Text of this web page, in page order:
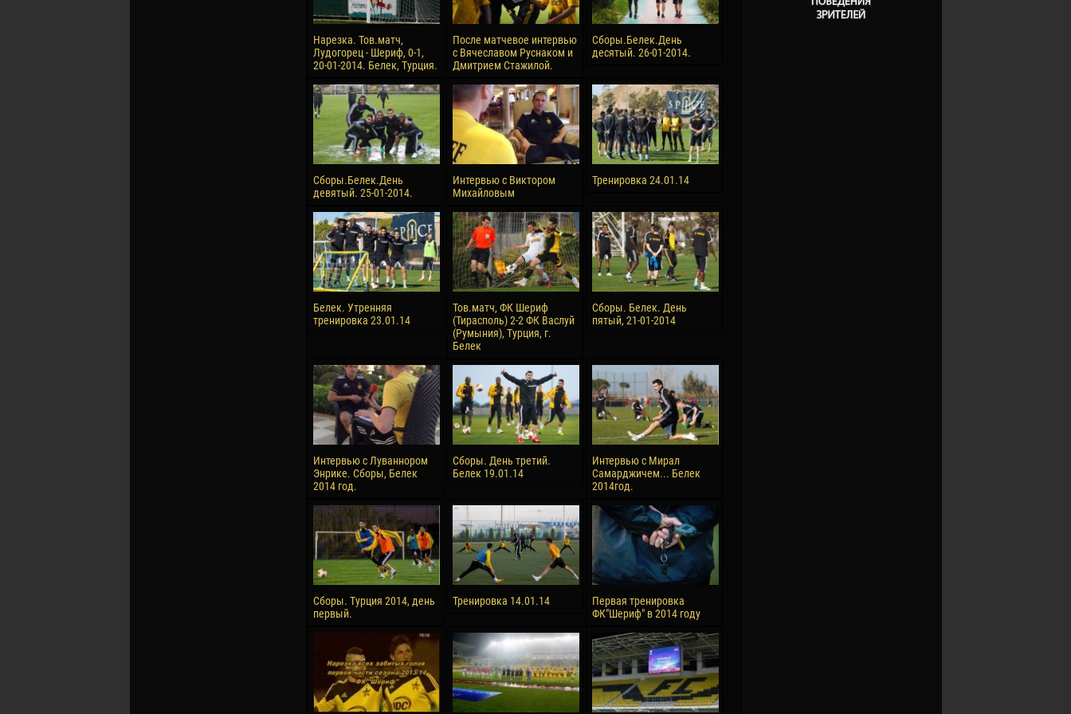
Нарезка. Тов.матч,
Лудогорец - Шериф, 0-1,
20-01-2014. Белек, Турция.
После матчевое интервью
с Вячеславом Руснаком и
Дмитрием Стажилой.
Сборы.Белек.День
десятый. 26-01-2014.
Сборы.Белек.День
девятый. 25-01-2014.
Интервью с Виктором
Михайловым
Тренировка 24.01.14
Белек. Утренняя
тренировка 23.01.14
Тов.матч, ФК Шериф
(Тирасполь) 2-2 ФК Васлуй
(Румыния), Турция, г.
Белек
Сборы. Белек. День
пятый, 21-01-2014
Интервью с Луваннором
Энрике. Сборы, Белек
2014 год.
Сборы. День третий.
Белек 19.01.14
Интервью с Мирал
Самарджичем... Белек
2014год.
Сборы. Турция 2014, день
первый.
Тренировка 14.01.14
Первая тренировка
ФК"Шериф" в 2014 году